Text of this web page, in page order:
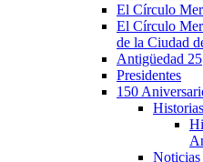
El Círculo
El Círculo
de la Ciudad
Antigüedad 25
Presidentes
150
Noticias